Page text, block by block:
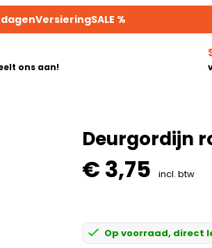
VersieringSALE %
ons aan!
Deurgordijn
€ 3,75 incl. btw
Op voorraad, direct